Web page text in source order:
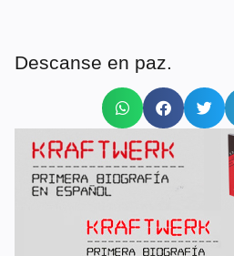
Descanse en paz.